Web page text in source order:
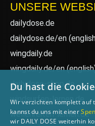
UNSERE
dailydose.de
dailydose.de/en
wingdaily.de
wingdaily.de/en
dailydose-shop.de
windsurfen-lernen.de
wellenreiten-lernen.de
Du hast die
Wir verzichten komplett auf
kannst du uns mit einer
wir DAILY DOSE weiterhin